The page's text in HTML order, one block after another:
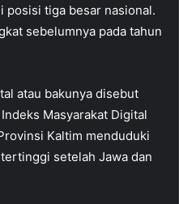
posisi tiga besar nasional.
sebelumnya pada tahun
atau bakunya disebut
Masyarakat Digital
Kaltim menduduki
setelah Jawa dan